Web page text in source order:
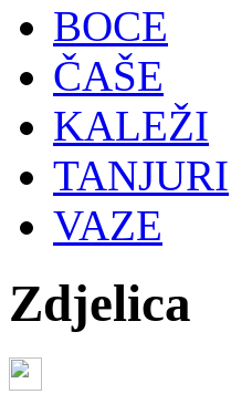
BOCE
ČAŠE
KALEŽI
TANJURI
VAZE
Zdjelica